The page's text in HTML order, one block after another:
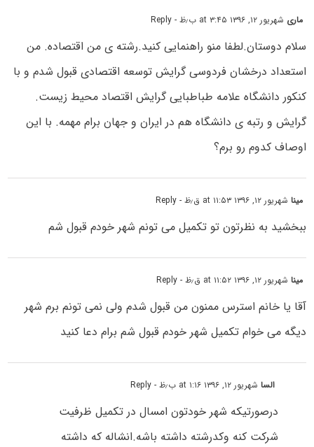
ماری شهریور ۱۲, ۱۳۹۶ at ۳:۴۵ ب٫ظ - Reply
سلام دوستان.لطفا منو راهنمایی کنید.رشته ی من اقتصاده. من
استعداد درخشان فردوسی گرایش توسعه اقتصادی قبول شدم و با
کنکور دانشگاه علامه طباطبایی گرایش اقتصاد محیط زیست.
گرایش و رتبه ی دانشگاه هم در ایران و جهان برام مهمه. با این
اوصاف کدوم رو برم؟
میناشهریور ۱۲, ۱۳۹۶ at ۱۱:۵۳ ق٫ظ - Reply
ببخشید به نظرتون تو تکمیل می تونم شهر خودم قبول شم
میناشهریور ۱۲, ۱۳۹۶ at ۱۱:۵۲ ق٫ظ - Reply
آقا یا خانم استرس ممنون من قبول شدم ولی نمی تونم برم شهر
دیگه می خوام تکمیل شهر خودم قبول شم برام دعا کنید
الساشهریور ۱۲, ۱۳۹۶ at ۱:۱۶ ب٫ظ - Reply
درصورتیکه شهر خودتون امسال در تکمیل ظرفیت
شرکت کنه وکدرشته داشته باشه.انشاله که داشته